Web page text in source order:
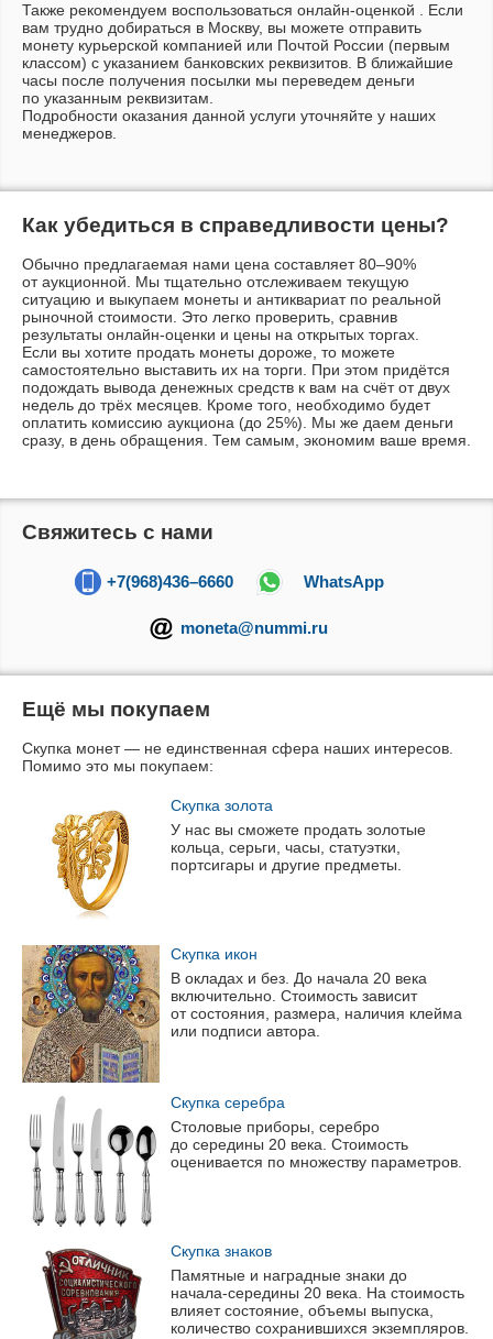
Также рекомендуем воспользоваться онлайн-оценкой . Если
вам трудно добираться в Москву, вы можете отправить
монету курьерской компанией или Почтой России (первым
классом) с указанием банковских реквизитов. В ближайшие
часы после получения посылки мы переведем деньги
по указанным реквизитам.
Подробности оказания данной услуги уточняйте у наших
менеджеров.
Как убедиться в справедливости цены?
Обычно предлагаемая нами цена составляет 80–90%
от аукционной. Мы тщательно отслеживаем текущую
ситуацию и выкупаем монеты и антиквариат по реальной
рыночной стоимости. Это легко проверить, сравнив
результаты онлайн-оценки и цены на открытых торгах.
Если вы хотите продать монеты дороже, то можете
самостоятельно выставить их на торги. При этом придётся
подождать вывода денежных средств к вам на счёт от двух
недель до трёх месяцев. Кроме того, необходимо будет
оплатить комиссию аукциона (до 25%). Мы же даем деньги
сразу, в день обращения. Тем самым, экономим ваше время.
Свяжитесь с нами
+7(968)436–6660 WhatsApp
moneta@nummi.ru
Ещё мы покупаем
Скупка монет — не единственная сфера наших интересов.
Помимо это мы покупаем:
Скупка золота
У нас вы сможете продать золотые
кольца, серьги, часы, статуэтки,
портсигары и другие предметы.
Скупка икон
В окладах и без. До начала 20 века
включительно. Стоимость зависит
от состояния, размера, наличия клейма
или подписи автора.
Скупка серебра
Столовые приборы, серебро
до середины 20 века. Стоимость
оценивается по множеству параметров.
Скупка знаков
Памятные и наградные знаки до
начала-середины 20 века. На стоимость
влияет состояние, объемы выпуска,
количество сохранившихся экземпляров.